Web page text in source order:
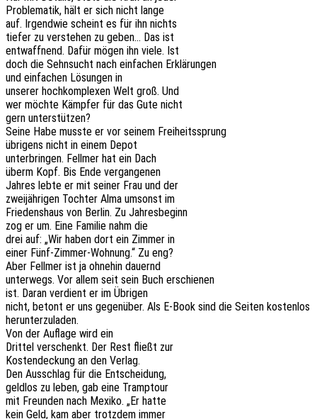
Proble­ma­tik, hält er sich nicht lange
auf. Irgend­wie scheint es für ihn nichts
tiefer zu verste­hen zu geben… Das ist
entwaff­nend. Dafür mögen ihn viele. Ist
doch die Sehn­sucht nach einfa­chen Erklärungen
und einfa­chen Lösun­gen in
unse­rer hoch­kom­ple­xen Welt groß. Und
wer möchte Kämp­fer für das Gute nicht
gern unterstützen?
Seine Habe musste er vor seinem Freiheitssprung
übri­gens nicht in einem Depot
unter­brin­gen. Fell­mer hat ein Dach
überm Kopf. Bis Ende vergangenen
Jahres lebte er mit seiner Frau und der
zwei­jäh­ri­gen Toch­ter Alma umsonst im
Frie­dens­haus von Berlin. Zu Jahresbeginn
zog er um. Eine Fami­lie nahm die
drei auf: „Wir haben dort ein Zimmer in
einer Fünf-Zimmer-Wohnung.“ Zu eng?
Aber Fell­mer ist ja ohne­hin dauernd
unter­wegs. Vor allem seit sein Buch erschienen
ist. Daran verdient er im Übrigen
nicht, betont er uns gegen­über. Als E‑Book sind die Seiten kosten­los
herunterzuladen.
Von der Aufla­ge wird ein
Drit­tel verschenkt. Der Rest fließt zur
Kosten­de­ckung an den Verlag.
Den Ausschlag für die Entscheidung,
geld­los zu leben, gab eine Tramptour
mit Freun­den nach Mexiko. „Er hatte
kein Geld, kam aber trotz­dem immer